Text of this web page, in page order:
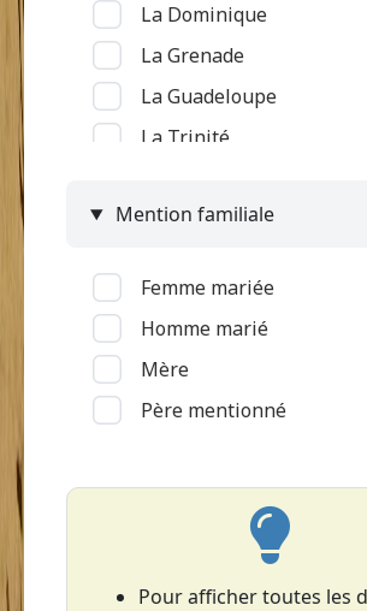
La Dominique
La Grenade
La Guadeloupe
La Trinité
Le François
Le Lorrain (Grand'Anse)
Le Marin
Le Prêcheur
Le Robert
Les Trois-Îlets
Macouba
Mention familiale
Femme mariée
Homme marié
Mère
Père mentionné
Pour afficher toutes les